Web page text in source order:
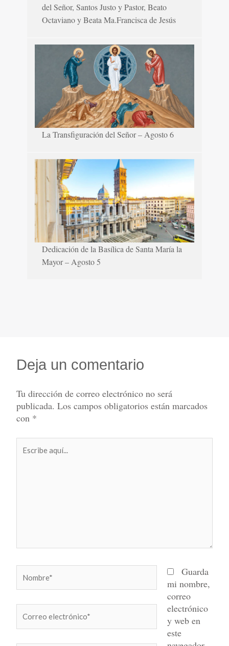
del Señor, Santos Justo y Pastor, Beato
Octaviano y Beata Ma.Francisca de Jesús
La Transfiguración del Señor – Agosto 6
Dedicación de la Basílica de Santa María la
Mayor – Agosto 5
Deja un comentario
Tu dirección de correo electrónico no será
publicada. Los campos obligatorios están marcados
con *
aquí...
electrónico*
Guarda
mi nombre,
correo
electrónico
y web en
este